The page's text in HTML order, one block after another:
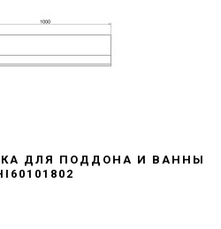
ДЛЯ ПОДДОНА И ВАННЫ